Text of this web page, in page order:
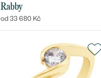
Rabby
od 33 680 Kč